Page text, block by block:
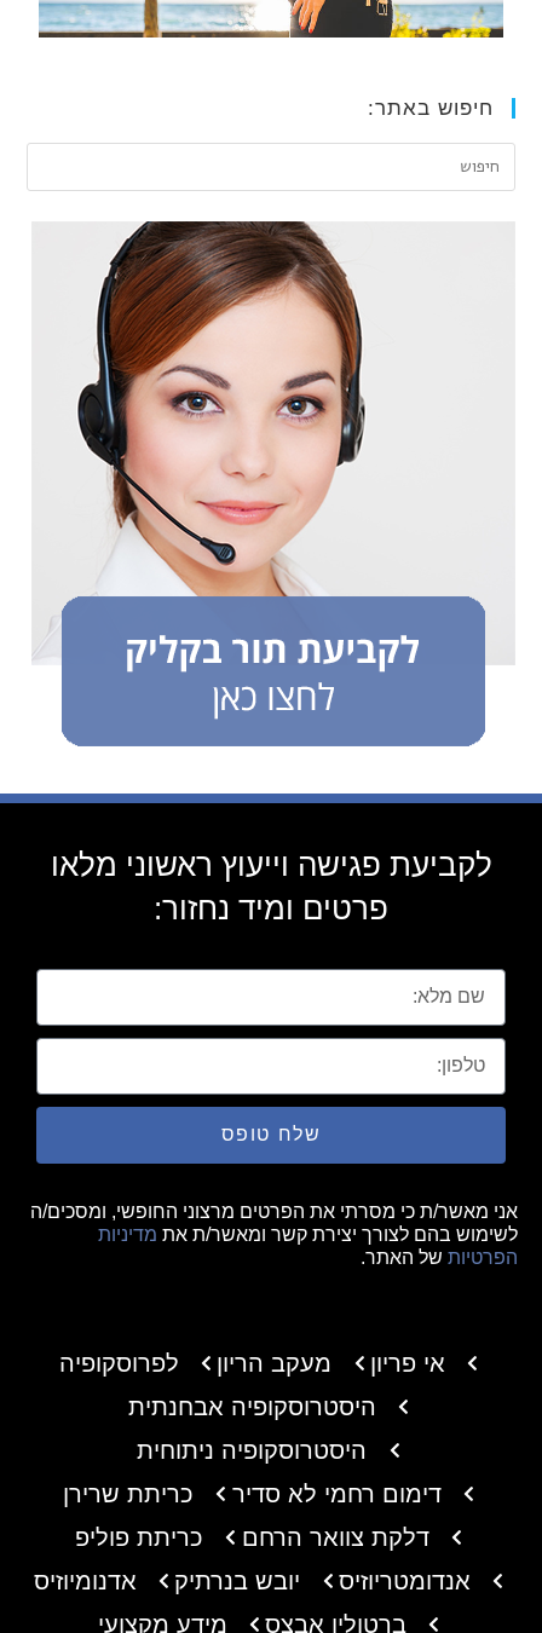
חיפוש באתר:
לקביעת פגישה וייעוץ ראשוני מלאו
פרטים ומיד נחזור:
שלח טופס
אני מאשר/ת כי מסרתי את הפרטים מרצוני החופשי, ומסכים/ה
לשימוש בהם לצורך יצירת קשר ומאשר/ת את מדיניות
הפרטיות של האתר.
אי פריון מעקב הריון
לפרוסקופיה
היסטרוסקופיה אבחנתית
היסטרוסקופיה ניתוחית
דימום רחמי לא סדיר
כריתת שרירן
דלקת צוואר הרחם
כריתת פוליפ
אנדומטריוזיס
יובש בנרתיק
אדנומיוזיס
ברטולין אבצס
מידע מקצועי